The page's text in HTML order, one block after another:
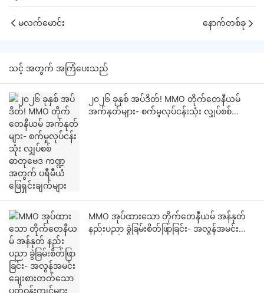
မလက်မောင်း နောက်တစ်ခု
သင့် အတွက် အကြံပေးသည်
၂၀၂၆ ခုနှစ် အပ်ဒိတ်! MMO တိုက်တေနီယမ်
အက်နုတ်များ- စက်မှုလုပ်ငန်းသုံး လျှပ်စစ်
MMO အုပ်ထားသော တိုက်တေနီယမ် အန်နုတ်
နည်းပညာ ခွဲခြမ်းစိတ်ဖြာခြင်း- အလွန်အမင်း